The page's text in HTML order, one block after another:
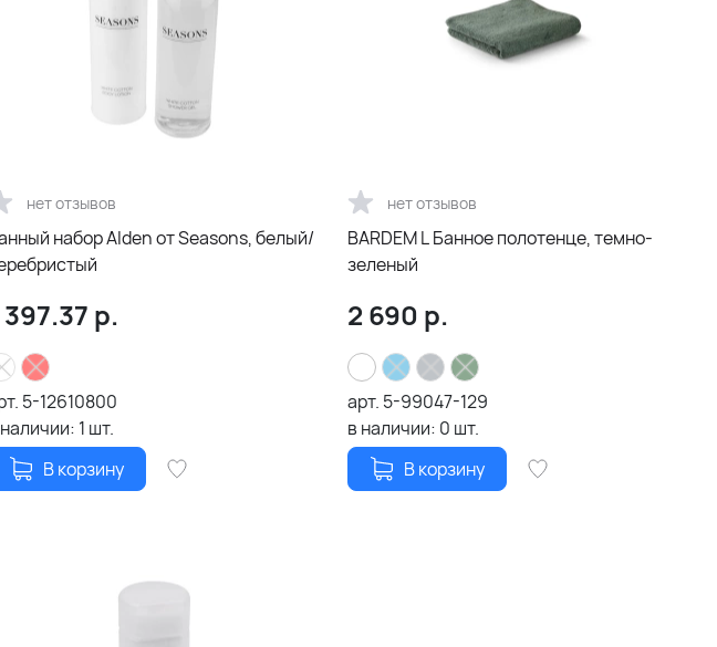
нет отзывов
набор Alden от Seasons, белый/
397.37 р.
5-12610800
1 шт.
В корзину
нет отзывов
BARDEM L Банное полотенце, темно-
зеленый
2 690 р.
арт. 5-99047-129
в наличии: 0 шт.
В корзину